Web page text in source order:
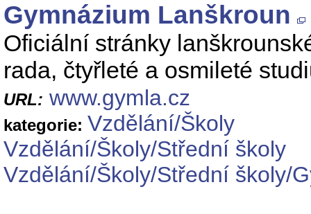
Gymnázium Lanškroun
Oficiální stránky
rada, čtyřleté a osmileté
URL: www.gymla.cz
kategorie: Vzdělání/Školy
Vzdělání/Školy/Střední školy
Vzdělání/Školy/Střední školy/